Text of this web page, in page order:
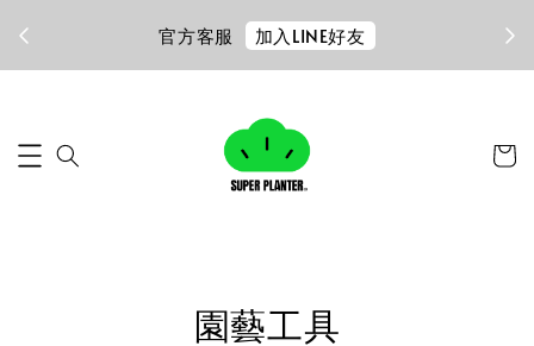
官方客服 加入LINE好友
園藝工具